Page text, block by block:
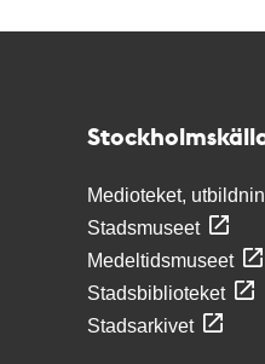
Medioteket,
Stadsmuseet
Medeltidsmuseet
Stadsbiblioteket
Stadsarkivet